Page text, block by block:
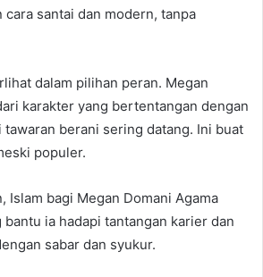
cara santai dan modern, tanpa
dalam pilihan peran. Megan
karakter yang bertentangan dengan
berani sering datang. Ini buat
populer.
Islam bagi Megan Domani Agama
ia hadapi tantangan karier dan
sabar dan syukur.